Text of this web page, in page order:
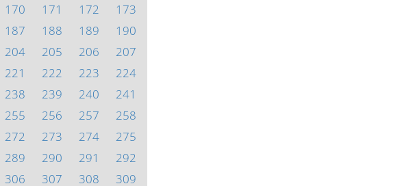
170 171 172
173
187 188 189
190
204 205 206
207
221 222 223
224
238 239 240
241
255 256 257
258
272 273 274
275
289 290 291
292
306 307 308 309